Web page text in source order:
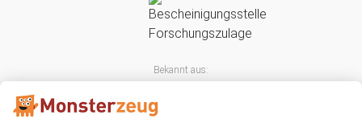
Bekannt aus: